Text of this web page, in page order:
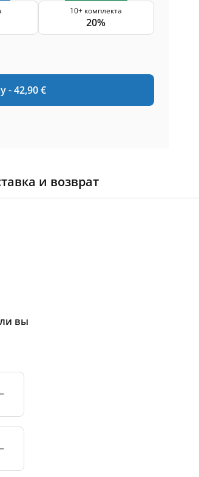
10+ комплекта
20%
-42,90 €
и возврат
вы